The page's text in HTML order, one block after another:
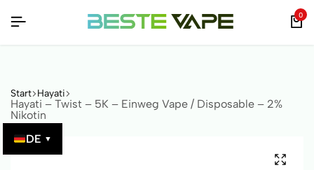
DE ▼
0
Start Hayati
Hayati – Twist – 5K – Einweg Vape / Disposable – 2%
Nikotin